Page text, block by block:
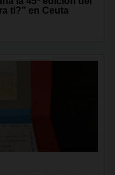
ti?” en Ceuta